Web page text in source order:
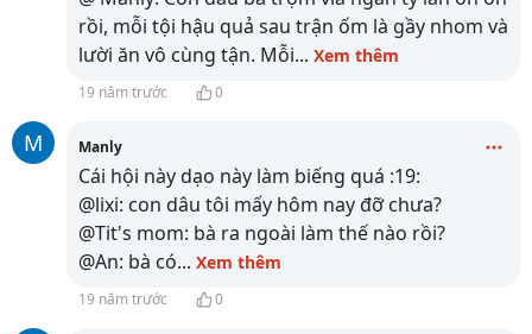
rồi, mỗi tội hậu quả sau trận ốm là gầy nhom và
lười ăn vô cùng tận. Mỗi... Xem thêm
19 năm trước 0
M Manly
Cái hội này dạo này làm biếng quá :19:
@lixi: con dâu tôi mấy hôm nay đỡ chưa?
@Tit's mom: bà ra ngoài làm thế nào rồi?
@An: bà có... Xem thêm
19 năm trước 0